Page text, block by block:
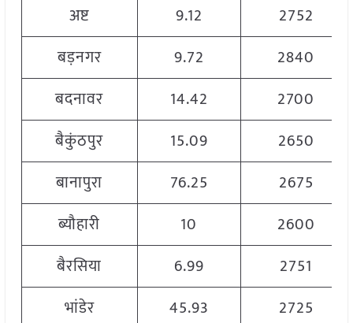
अष्ट
9.12
2752
बड़नगर
9.72
2840
बदनावर
14.42
2700
बैकुंठपुर
15.09
2650
बानापुरा
76.25
2675
ब्यौहारी
10
2600
बैरसिया
6.99
2751
भांडेर
45.93
2725